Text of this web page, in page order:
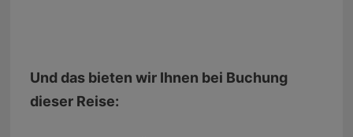
Und das bieten wir Ihnen bei Buchung
dieser Reise: